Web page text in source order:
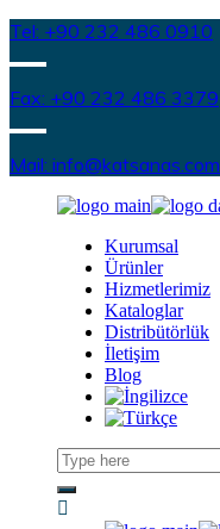
Tel: +90 232 486 0910
Fax: +90 232 486 3379
Mail: info@katsanas.com
Kurumsal
Ürünler
Hizmetlerimiz
Kataloglar
Distribütörlük
İletişim
Blog